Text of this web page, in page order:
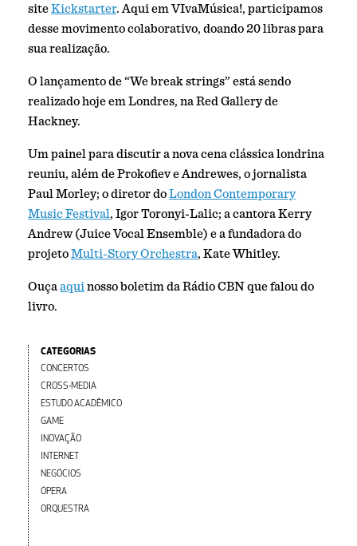
siteKickstarter. Aqui em VIvaMúsica!, participamos
desse movimento colaborativo, doando 20 libras para
sua realização.
O lançamento de “We break strings” está sendo
realizado hoje em Londres, na Red Gallery de
Hackney.
Um painel para discutir a nova cena clássica londrina
reuniu, além de Prokofiev e Andrewes, o jornalista
Paul Morley; o diretor doLondon Contemporary
Music Festival, Igor Toronyi-Lalic; a cantora Kerry
Andrew (Juice Vocal Ensemble) e a fundadora do
projetoMulti-Story Orchestra, Kate Whitley.
Ouçaaquinosso boletim da Rádio CBN que falou do
livro.
CATEGORIAS
CONCERTOS
CROSS-MEDIA
ESTUDO ACADÊMICO
GAME
INOVAÇÃO
INTERNET
NEGÓCIOS
ÓPERA
ORQUESTRA